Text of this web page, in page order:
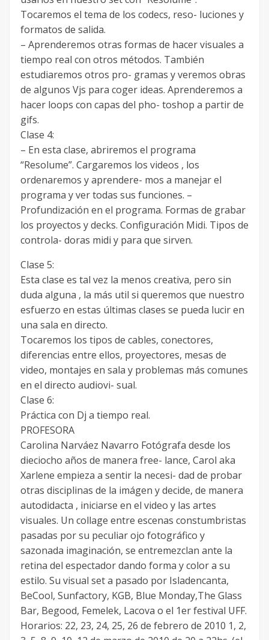
Tocaremos el tema de los codecs, reso- luciones y
formatos de salida.
– Aprenderemos otras formas de hacer visuales a
tiempo real con otros métodos. También
estudiaremos otros pro- gramas y veremos obras
de algunos Vjs para coger ideas. Aprenderemos a
hacer loops con capas del pho- toshop a partir de
gifs.
Clase 4:
– En esta clase, abriremos el programa
“Resolume”. Cargaremos los videos , los
ordenaremos y aprendere- mos a manejar el
programa y ver todas sus funciones. –
Profundización en el programa. Formas de grabar
los proyectos y decks. Configuración Midi. Tipos de
controla- doras midi y para que sirven.
Clase 5:
Esta clase es tal vez la menos creativa, pero sin
duda alguna , la más util si queremos que nuestro
esfuerzo en estas últimas clases se pueda lucir en
una sala en directo.
Tocaremos los tipos de cables, conectores,
diferencias entre ellos, proyectores, mesas de
video, montajes en sala y problemas más comunes
en el directo audiovi- sual.
Clase 6:
Práctica con Dj a tiempo real.
PROFESORA
Carolina Narváez Navarro Fotógrafa desde los
dieciocho años de manera free- lance, Carol aka
Xarlene empieza a sentir la necesi- dad de probar
otras disciplinas de la imágen y decide, de manera
autodidacta , iniciarse en el video y las artes
visuales. Un collage entre escenas constumbristas
pasadas por su peculiar ojo fotográfico y
sazonada imaginación, se entremezclan ante la
retina del espectador dando forma y color a su
estilo. Su visual set a pasado por Isladencanta,
BeCool, Sunfactory, KGB, Blue Monday,The Glass
Bar, Begood, Femelek, Lacova o el 1er festival UFF.
Horarios: 22, 23, 24, 25, 26 de febrero de 2010 1, 2,